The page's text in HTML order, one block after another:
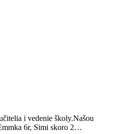
i vedenie školy.Našou
6r, Simi skoro 2…